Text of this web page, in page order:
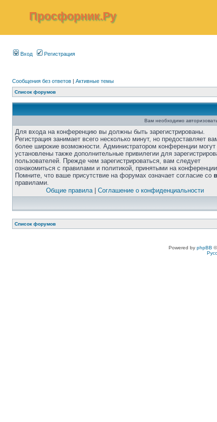
Просфорник.Ру
Вход Регистрация
Сообщения без ответов | Активные темы
Список форумов
Вам необходимо
Для входа на конференцию вы должны быть зарегистрированы.
Регистрация занимает всего несколько минут, но предоставляет
более широкие возможности. Администратором конференции
установлены также дополнительные привилегии для
пользователей. Прежде чем зарегистрироваться, вам следует
ознакомиться с правилами и политикой, принятыми на
Помните, что ваше присутствие на форумах означает согласие со
правилами.
Общие правила| Соглашение о конфиденциальности
Список форумов
Powered by phpBB